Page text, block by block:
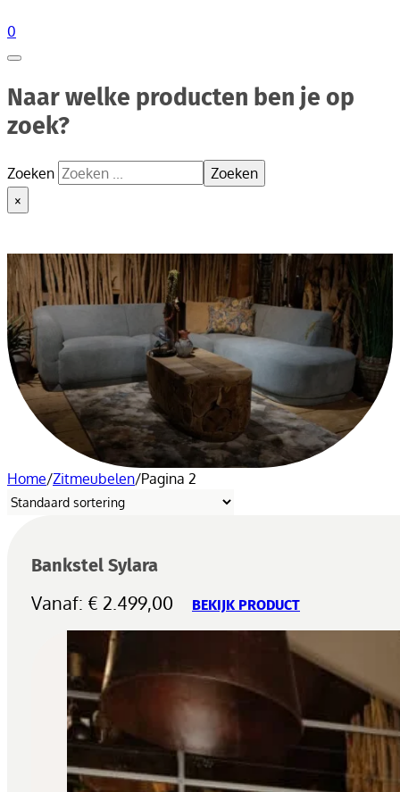
0
Naar welke producten ben je op
zoek?
Zoeken
Zoeken
×
Home/Zitmeubelen/Pagina 2
Bankstel Sylara
Vanaf: € 2.499,00 BEKIJK PRODUCT